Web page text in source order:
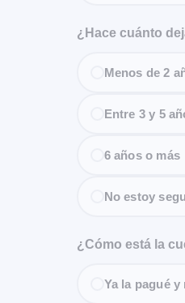
¿Hace cuánto
Menos de 2
Entre 3 y 5
6 años o más
No estoy
¿Cómo está la
Ya la pagué